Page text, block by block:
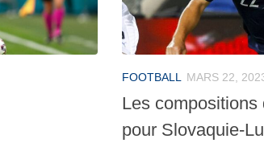
FOOTBALL MARS 22,
Les compositions
pour Slovaquie-